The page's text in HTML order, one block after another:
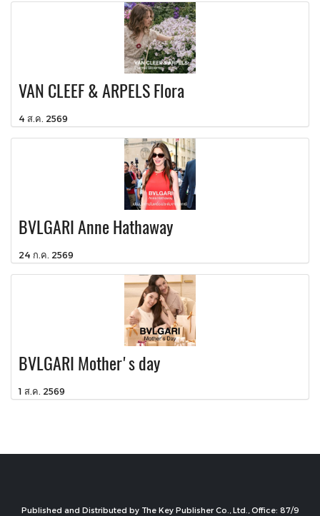
VAN CLEEF & ARPELS Flora
4 ส.ค. 2569
BVLGARI Anne Hathaway
24 ก.ค. 2569
BVLGARI Mother's day
1 ส.ค. 2569
Published and Distributed by The Key Publisher Co., Ltd., Office: 87/9